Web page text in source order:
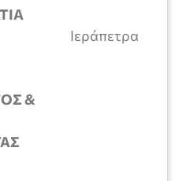
Ιεράπετρα
&